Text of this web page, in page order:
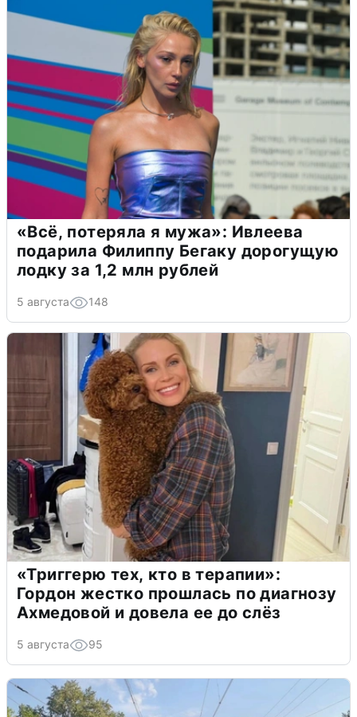
«Всё, потеряла я мужа»: Ивлеева
подарила Филиппу Бегаку дорогущую
лодку за 1,2 млн рублей
5 августа 148
«Триггерю тех, кто в терапии»:
Гордон жестко прошлась по диагнозу
Ахмедовой и довела ее до слёз
5 августа 95